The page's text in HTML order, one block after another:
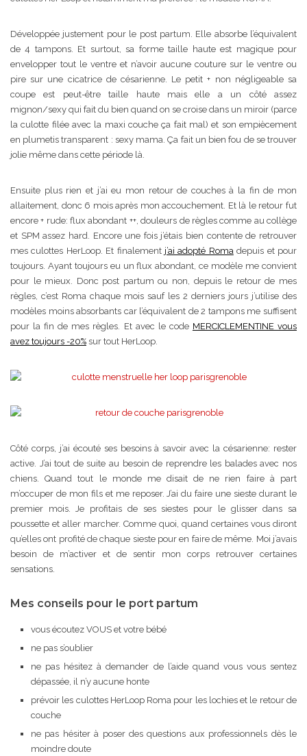
Développée justement pour le post partum. Elle absorbe l’équivalent
de 4 tampons. Et surtout, sa forme taille haute est magique pour
envelopper tout le ventre et n’avoir aucune couture sur le ventre ou
pire sur une cicatrice de césarienne. Le petit + non négligeable sa
coupe est peut-être taille haute mais elle a un côté assez
mignon/sexy qui fait du bien quand on se croise dans un miroir (parce
la culotte filée avec la maxi couche ça fait mal) et son empiècement
en plumetis transparent : sexy mama. Ça fait un bien fou de se trouver
jolie même dans cette période là.
Ensuite plus rien et j’ai eu mon retour de couches à la fin de mon
allaitement, donc 6 mois après mon accouchement. Et là le retour fut
encore + rude: flux abondant ++, douleurs de règles comme au collège
et SPM assez hard. Encore une fois j’étais bien contente de retrouver
mes culottes HerLoop. Et finalement j’ai adopté Roma depuis et pour
toujours. Ayant toujours eu un flux abondant, ce modèle me convient
pour le mieux. Donc post partum ou non, depuis le retour de mes
règles, c’est Roma chaque mois sauf les 2 derniers jours j’utilise des
modèles moins absorbants car l’équivalent de 2 tampons me suffisent
pour la fin de mes règles. Et avec le code MERCICLEMENTINE vous
avez toujours -20% sur tout HerLoop.
Côté corps, j’ai écouté ses besoins à savoir avec la césarienne: rester
active. J’ai tout de suite au besoin de reprendre les balades avec nos
chiens. Quand tout le monde me disait de ne rien faire à part
m’occuper de mon fils et me reposer. J’ai du faire une sieste durant le
premier mois. Je profitais de ses siestes pour le glisser dans sa
poussette et aller marcher. Comme quoi, quand certaines vous diront
qu’elles ont profité de chaque sieste pour en faire de même. Moi j’avais
besoin de m’activer et de sentir mon corps retrouver certaines
sensations.
Mes conseils pour le port partum
vous écoutez VOUS et votre bébé
ne pas s’oublier
ne pas hésitez à demander de l’aide quand vous vous sentez
dépassée, il n’y aucune honte
prévoir les culottes HerLoop Roma pour les lochies et le retour de
couche
ne pas hésiter à poser des questions aux professionnels dès le
moindre doute